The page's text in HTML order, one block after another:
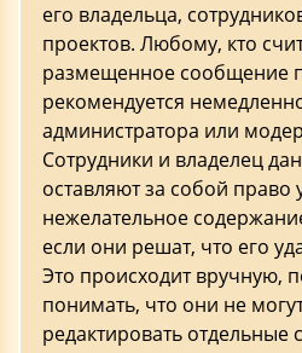
его владельца,
проектов. Любому, кто
размещенное сообщение
рекомендуется
администратора или
Сотрудники и владелец
оставляют за собой право
нежелательное
если они решат, что его
Это происходит вручную,
понимать, что они не
редактировать отдельные